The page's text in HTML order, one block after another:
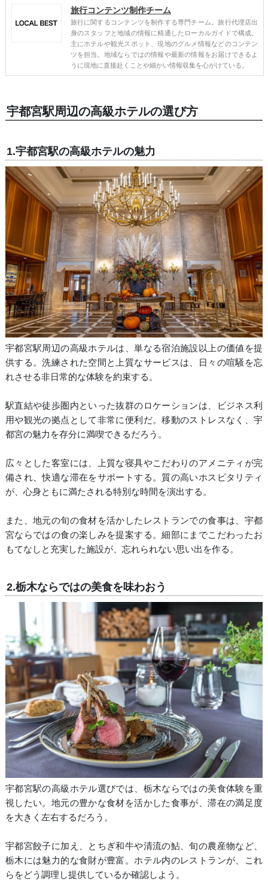
旅行コンテンツ制作チーム
旅行に関するコンテンツを制作する専門チーム。旅行代理店出
身のスタッフと地域の情報に精通したローカルガイドで構成。
主にホテルや観光スポット、現地のグルメ情報などのコンテン
ツを担当。地域ならではの情報や最新の情報をお届けできるよ
うに現地に直接赴くことや細かい情報収集を心がけている。
宇都宮駅周辺の高級ホテルの選び方
1.宇都宮駅の高級ホテルの魅力
宇都宮駅周辺の高級ホテルは、単なる宿泊施設以上の価値を提
供する。洗練された空間と上質なサービスは、日々の喧騒を忘
れさせる非日常的な体験を約束する。
駅直結や徒歩圏内といった抜群のロケーションは、ビジネス利
用や観光の拠点として非常に便利だ。移動のストレスなく、宇
都宮の魅力を存分に満喫できるだろう。
広々とした客室には、上質な寝具やこだわりのアメニティが完
備され、快適な滞在をサポートする。質の高いホスピタリティ
が、心身ともに満たされる特別な時間を演出する。
また、地元の旬の食材を活かしたレストランでの食事は、宇都
宮ならではの食の楽しみを提案する。細部にまでこだわったお
もてなしと充実した施設が、忘れられない思い出を作る。
2.栃木ならではの美食を味わおう
宇都宮駅の高級ホテル選びでは、栃木ならではの美食体験を重
視したい。地元の豊かな食材を活かした食事が、滞在の満足度
を大きく左右するだろう。
宇都宮餃子に加え、とちぎ和牛や清流の鮎、旬の農産物など、
栃木には魅力的な食財が豊富。ホテル内のレストランが、これ
らをどう調理し提供しているか確認しよう。